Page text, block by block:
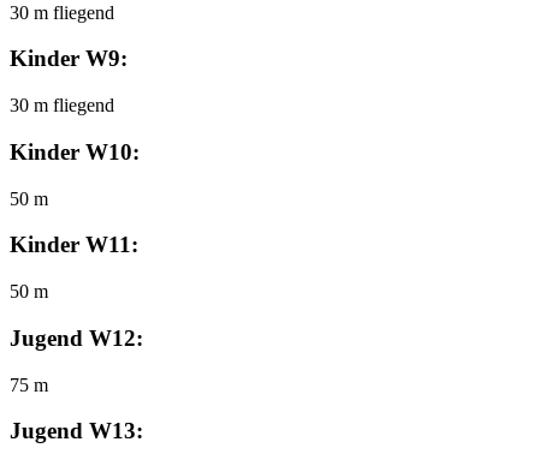
30 m fliegend
Kinder W9:
30 m fliegend
Kinder W10:
50 m
Kinder W11:
50 m
Jugend W12:
75 m
Jugend W13: